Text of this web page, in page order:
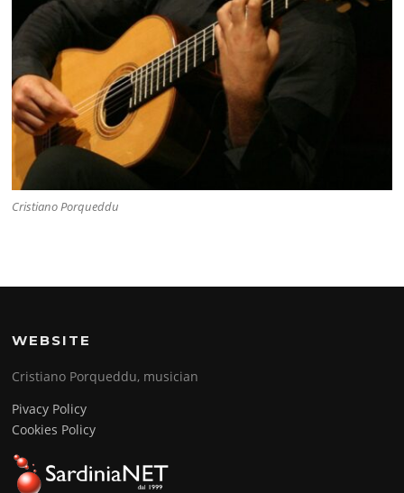
Cristiano Porqueddu
WEBSITE
Cristiano Porqueddu, musician
Pivacy Policy
Cookies Policy